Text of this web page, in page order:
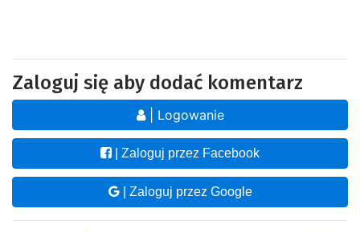
Zaloguj się aby dodać komentarz
| Logowanie
| Zaloguj przez Facebook
| Zaloguj przez Google